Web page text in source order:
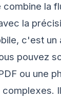
combine la
la
c'est un
pouvez
ou une